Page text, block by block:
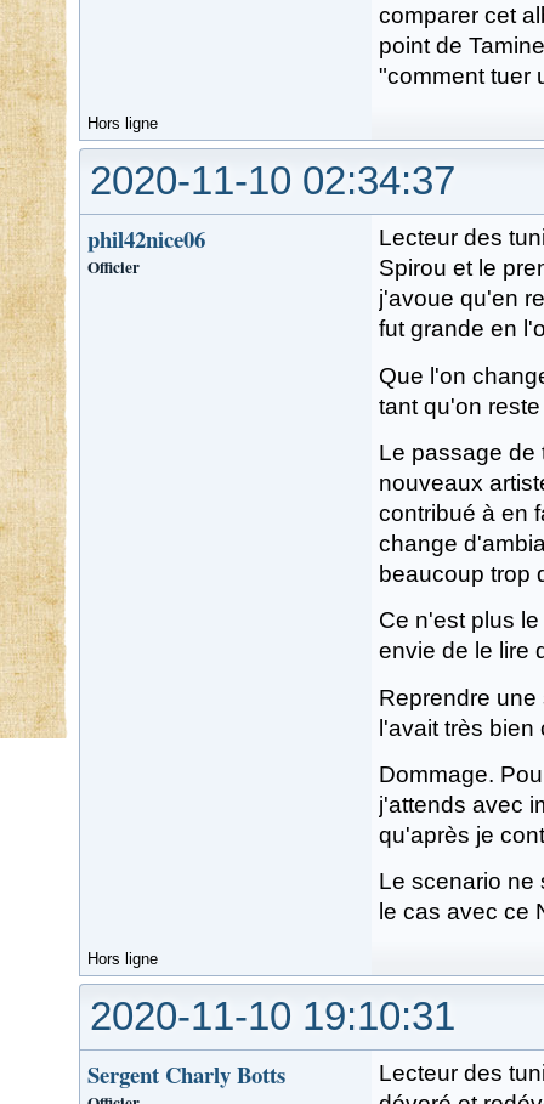
comparer cet
point de
"comment tuer
Hors ligne
2020-11-10 02:34:37
phil42nice06
Officier
Lecteur des
Spirou et le
j'avoue qu'en
fut grande en
Que l'on
tant qu'on
Le passage de
nouveaux
contribué à en
change
beaucoup trop
Ce n'est plus
envie de le lire
Reprendre
l'avait très bien
Dommage.
j'attends avec
qu'après je
Le scenario ne
le cas avec ce
Hors ligne
2020-11-10 19:10:31
Sergent Charly Botts
Lecteur des